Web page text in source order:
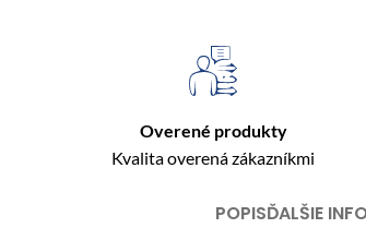
Overené produkty
Kvalita overená zákazníkmi
POPISĎALŠIE